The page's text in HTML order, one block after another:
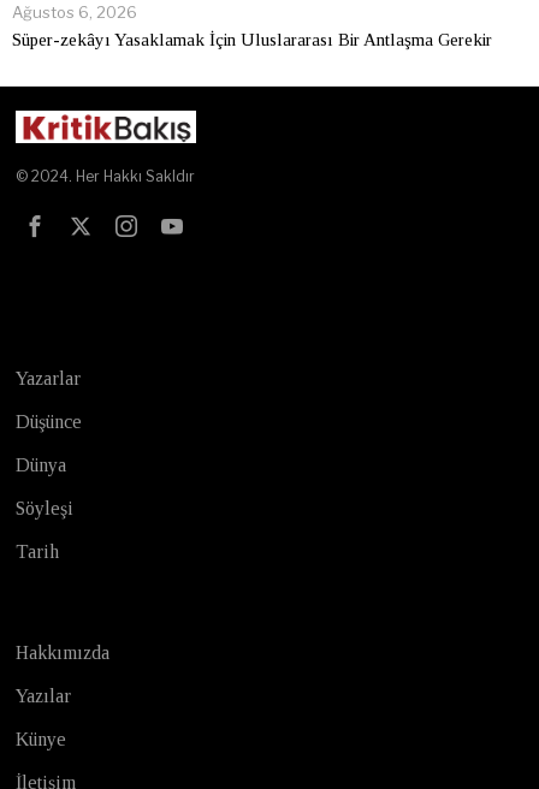
Ağustos 6, 2026
Süper-zekâyı Yasaklamak İçin Uluslararası Bir Antlaşma Gerekir
© 2024. Her Hakkı Sakldır
Yazarlar
Düşünce
Dünya
Söyleşi
Tarih
Hakkımızda
Yazılar
Künye
İletişim